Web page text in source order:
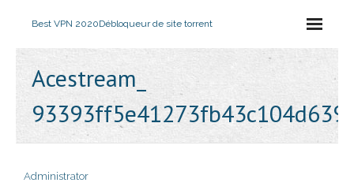
Best VPN 2020Débloqueur de site torrent
Acestream_
Administrator